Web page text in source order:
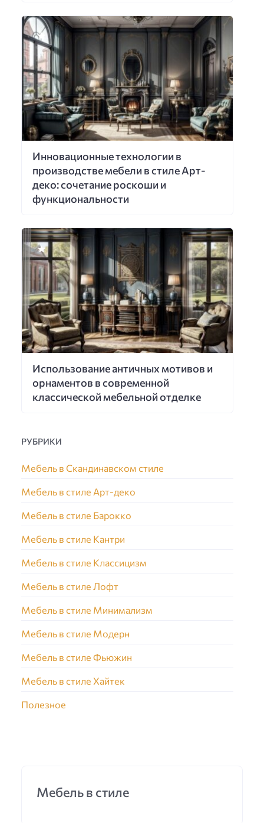
Инновационные технологии в
производстве мебели в стиле Арт-
деко: сочетание роскоши и
функциональности
Использование античных мотивов и
орнаментов в современной
классической мебельной отделке
РУБРИКИ
Мебель в Скандинавском стиле
Мебель в стиле Арт-деко
Мебель в стиле Барокко
Мебель в стиле Кантри
Мебель в стиле Классицизм
Мебель в стиле Лофт
Мебель в стиле Минимализм
Мебель в стиле Модерн
Мебель в стиле Фьюжин
Мебель в стиле Хайтек
Полезное
Мебель в стиле